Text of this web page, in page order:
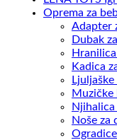
Oprema za
Adapter
Dubak
Kadica
Ljuljaške
Muzičke
Njihalica
Noše za